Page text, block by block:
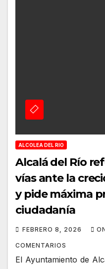
ALCOLEA DEL RIO
Alcalá del Río
vías ante la
y pide máxima
ciudadanía
FEBRERO 8, 2026
COMENTARIOS
El Ayuntamiento de